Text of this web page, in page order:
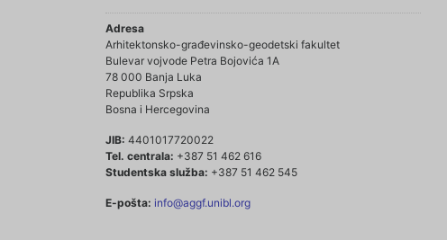
Adresa
Arhitektonsko-građevinsko-geodetski fakultet
Bulevar vojvode Petra Bojovića 1A
78 000 Banja Luka
Republika Srpska
Bosna i Hercegovina
JIB: 4401017720022
Tel. centrala: +387 51 462 616
Studentska služba: +387 51 462 545
E-pošta: info@aggf.unibl.org